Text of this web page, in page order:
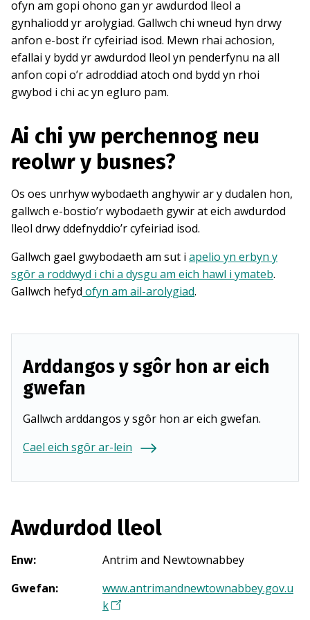
ofyn am gopi ohono gan yr awdurdod lleol a
gynhaliodd yr arolygiad. Gallwch chi wneud hyn drwy
anfon e-bost i’r cyfeiriad isod. Mewn rhai achosion,
efallai y bydd yr awdurdod lleol yn penderfynu na all
anfon copi o’r adroddiad atoch ond bydd yn rhoi
gwybod i chi ac yn egluro pam.
Ai chi yw perchennog neu
reolwr y busnes?
Os oes unrhyw wybodaeth anghywir ar y dudalen hon,
gallwch e-bostio’r wybodaeth gywir at eich awdurdod
lleol drwy ddefnyddio’r cyfeiriad isod.
Gallwch gael gwybodaeth am sut i apelio yn erbyn y
sgôr a roddwyd i chi a dysgu am eich hawl i ymateb.
Gallwch hefyd ofyn am ail-arolygiad.
Arddangos y sgôr hon ar eich
gwefan
Gallwch arddangos y sgôr hon ar eich gwefan.
Cael eich sgôr ar-lein
Awdurdod lleol
Enw:
Antrim and Newtownabbey
Gwefan:
www.antrimandnewtownabbey.gov.u
k(